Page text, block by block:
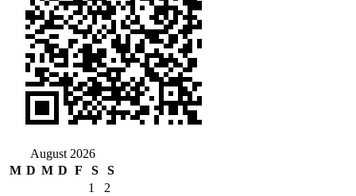
August 2026
M D M D F S
S
1
2